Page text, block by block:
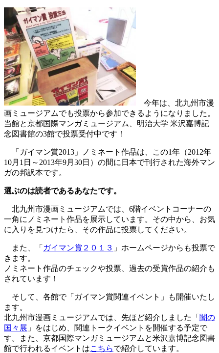
今年は、北九州市漫
画ミュージアムでも投票から参加できるようになりました。
当館と京都国際マンガミュージアム、明治大学 米沢嘉博記
念図書館の3館で投票受付中です！
「ガイマン賞2013」ノミネート作品は、この1年（2012年
10月1日～2013年9月30日）の間に日本で刊行された海外マン
ガの邦訳本です。
選ぶのは読者であるあなたです。
北九州市漫画ミュージアムでは、6階イベントコーナーの
一角にノミネート作品を展示しています。その中から、お気
に入りを見つけたら、その作品に投票してください。
また、「 ガイマン賞２０１３ 」ホームページからも投票で
きます。
ノミネート作品のチェックや投票、過去の受賞作品の紹介も
されています！
そして、各館で「ガイマン賞関連イベント」も開催いたし
ます。
北九州市漫画ミュージアムでは、先ほど紹介しました「 闇の
国々展 」をはじめ、関連トークイベントを開催する予定で
す。また、京都国際マンガミュージアムと米沢嘉博記念図書
館で行われるイベントはこちらで紹介しています。